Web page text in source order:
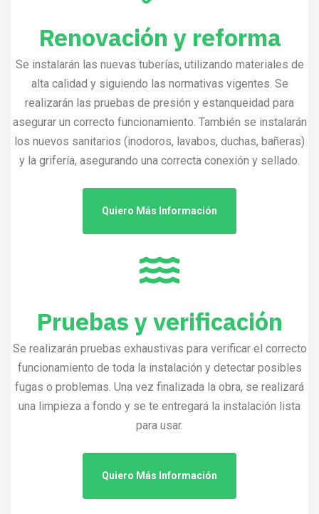
Renovación y reforma
Se instalarán las nuevas tuberías, utilizando materiales de
alta calidad y siguiendo las normativas vigentes. Se
realizarán las pruebas de presión y estanqueidad para
asegurar un correcto funcionamiento. También se instalarán
los nuevos sanitarios (inodoros, lavabos, duchas, bañeras)
y la grifería, asegurando una correcta conexión y sellado.
Quiero Más Información
Pruebas y verificación
Se realizarán pruebas exhaustivas para verificar el correcto
funcionamiento de toda la instalación y detectar posibles
fugas o problemas. Una vez finalizada la obra, se realizará
una limpieza a fondo y se te entregará la instalación lista
para usar.
Quiero Más Información